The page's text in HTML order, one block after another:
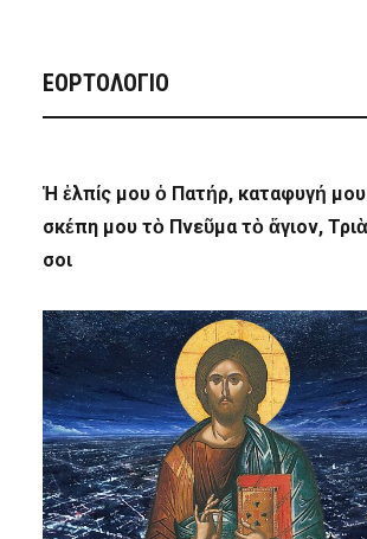
ΕΟΡΤΟΛΟΓΙΟ
Ἡ ἐλπίς μου ὁ Πατήρ, καταφυγή μου
σκέπη μου τὸ Πνεῦμα τὸ ἅγιον,
σοι